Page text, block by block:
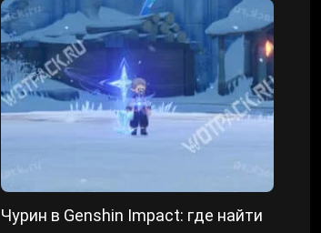
форме и уменьшенном состоянии
Чурин в Genshin Impact: где найти